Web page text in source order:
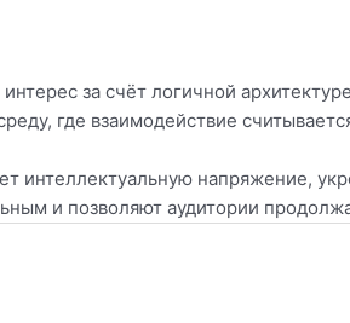
за счёт логичной
где взаимодействие
интеллектуальную напряжение,
и позволяют аудитории